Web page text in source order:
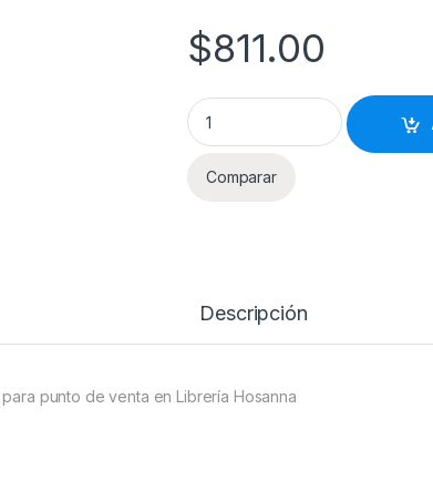
$811.00
Productos Varios Librería
Comparar
Descripción
punto de venta en Librería Hosanna